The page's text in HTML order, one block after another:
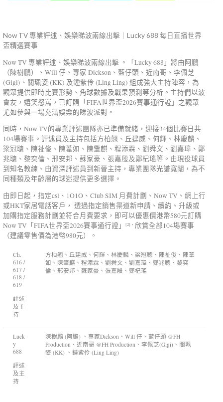
Now TV 專業評述、娛樂睇波兩線出擊｜Lucky 688 每日直播世界
盃精選賽事
Now TV 專業評述、娛樂睇波兩線出擊 。「Lucky 688」將由阿鵬
（陳樹鵬）、Will 仔、專家 Dickson、藍仔頭、近南哥、李佩芝
(Gigi)、關珮姿 (KK) 及鍾紫伶 (Ling Ling) 組成強大主持陣容，為
觀眾提供即時比賽形勢、角球數據及戰果預測等分析。主持們以波
會友，嬉笑怒罵，已訂購「FIFA世界盃2026賽事通行證」之觀眾
尤如參與一場充滿娛樂的睇波派對。
同時，Now TV的專業評述團隊亦已準備就緒，迎接34個比賽日共
104場賽事。評述員及主持包括方柏翹、丘建威、何輝、林慶麟、
梁冠聰、陳祉俊、陳葦如、陳肇麒、程添霖、劉舜文、劉嘉瑋、鄭
兆聰、黎奕倫、邢安邦、蘇家豪、張嘉殷及鄭杞瑤等。由現役球員
到知名教練、由資深評述員到新晉主持，專業團隊光譜寬闊，為不
同種類及年齡層的球迷提供更多選擇。
由即日起，指定csl、1O1O、Club SIM 月費計劃、Now TV、網上行
或HKT家居電話客戶， 透過指定銷售渠道新申請、續約、升級或
加購指定服務計劃並符合月費要求，即可以優惠價港幣580元訂購
Now TV「FIFA世界盃2026賽事通行證」
[2] ， 欣賞全部104場賽事
（建議零售價為港幣980元）。
Ch.
616 /
617 /
618 /
619
評述
及主
持
方柏翹、丘建威、何輝、林慶麟、梁冠聰、陳祉俊、陳葦
如、陳肇麒、程添霖、劉舜文、劉嘉瑋、鄭兆聰、黎奕
倫、邢安邦、蘇家豪、張嘉殷、鄭杞瑤
Luck
y
688
評述
及主
持
陳樹鵬 (阿鵬) 、專家Dickson、Will 仔、藍仔頭 @FH
Production、近南哥 @FH Production、李佩芝(Gigi)、關珮
姿 (KK) 、鍾紫伶 (Ling Ling)